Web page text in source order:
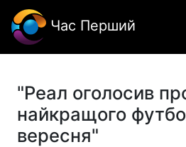
Час Перший
"Реал оголосив
найкращого
вересня"